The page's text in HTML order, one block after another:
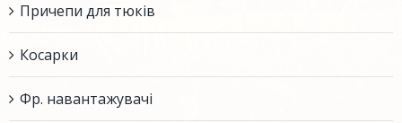
Причепи для тюків
Косарки
Фр. навантажувачі